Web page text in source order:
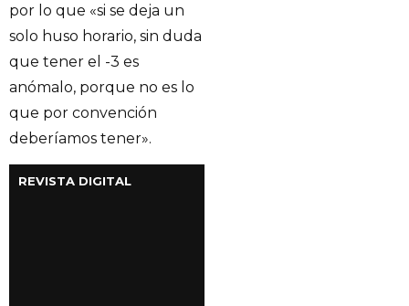
por lo que «si se deja un
solo huso horario, sin duda
que tener el -3 es
anómalo, porque no es lo
que por convención
deberíamos tener».
REVISTA DIGITAL